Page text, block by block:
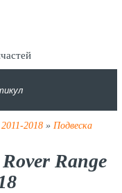
2018» Подвеска
Range